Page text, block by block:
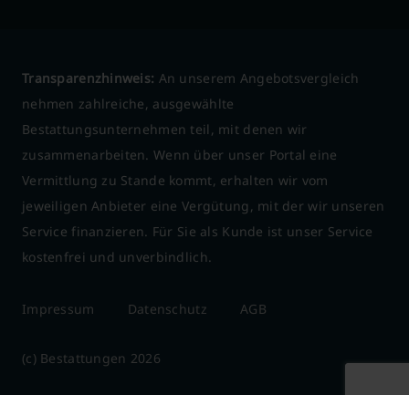
Transparenzhinweis: An unserem Angebotsvergleich
nehmen zahlreiche, ausgewählte
Bestattungsunternehmen teil, mit denen wir
zusammenarbeiten. Wenn über unser Portal eine
Vermittlung zu Stande kommt, erhalten wir vom
jeweiligen Anbieter eine Vergütung, mit der wir unseren
Service finanzieren. Für Sie als Kunde ist unser Service
kostenfrei und unverbindlich.
Impressum Datenschutz AGB
(c) Bestattungen 2026